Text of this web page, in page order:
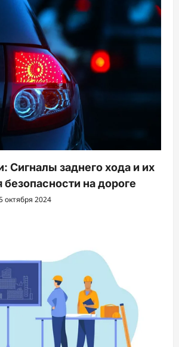
Сигналы заднего хода и их
безопасности на дороге
октября 2024